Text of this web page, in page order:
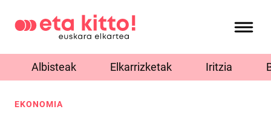
Albisteak Elkarrizketak Iritzia
EKONOMIA